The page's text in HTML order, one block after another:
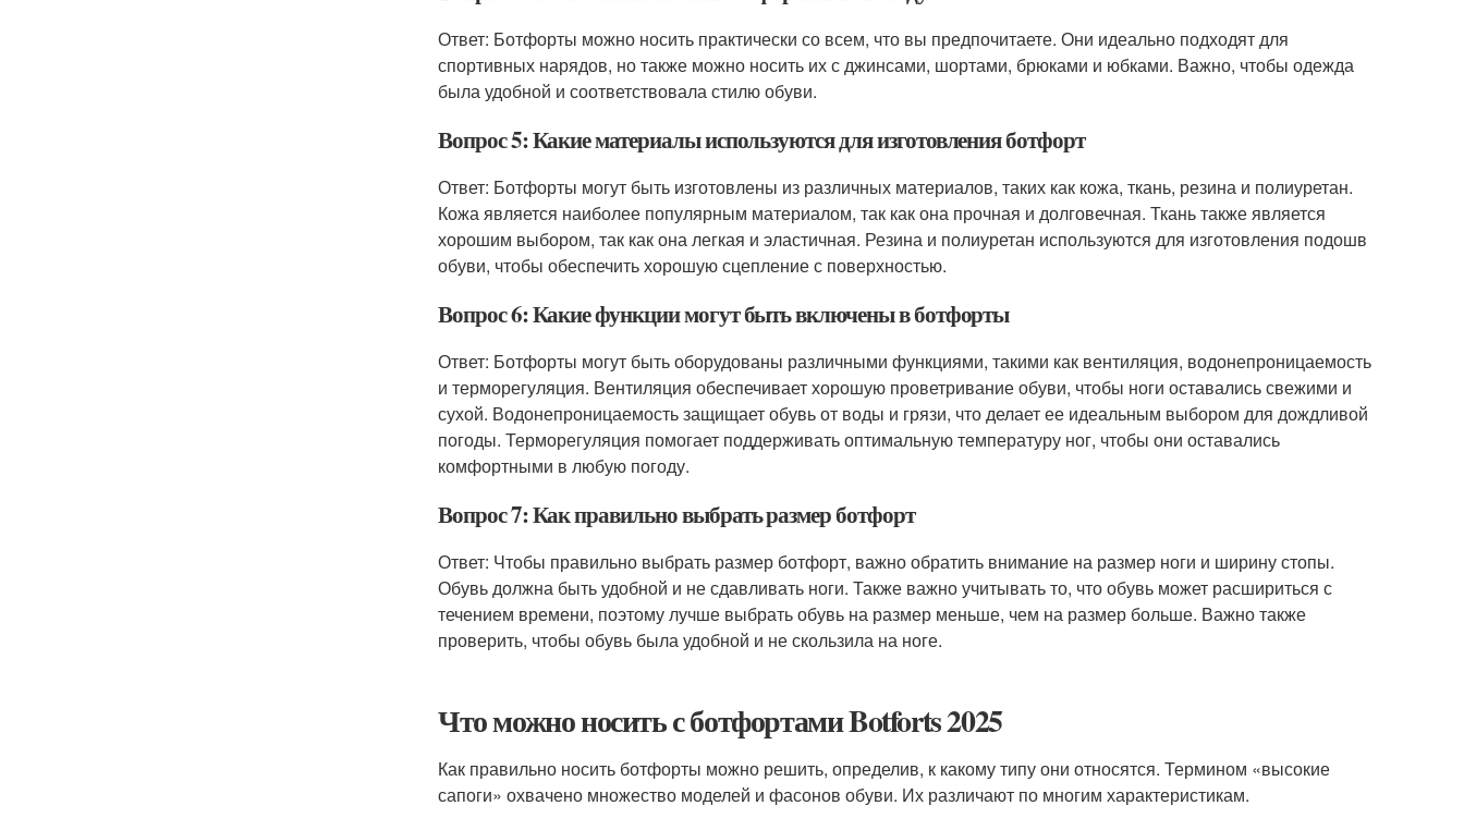
Ответ: Ботфорты можно носить практически со всем, что вы предпочитаете. Они идеально подходят для
спортивных нарядов, но также можно носить их с джинсами, шортами, брюками и юбками. Важно, чтобы одежда
была удобной и соответствовала стилю обуви.
Вопрос 5: Какие материалы используются для изготовления ботфорт
Ответ: Ботфорты могут быть изготовлены из различных материалов, таких как кожа, ткань, резина и полиуретан.
Кожа является наиболее популярным материалом, так как она прочная и долговечная. Ткань также является
хорошим выбором, так как она легкая и эластичная. Резина и полиуретан используются для изготовления подошв
обуви, чтобы обеспечить хорошую сцепление с поверхностью.
Вопрос 6: Какие функции могут быть включены в ботфорты
Ответ: Ботфорты могут быть оборудованы различными функциями, такими как вентиляция, водонепроницаемость
и терморегуляция. Вентиляция обеспечивает хорошую проветривание обуви, чтобы ноги оставались свежими и
сухой. Водонепроницаемость защищает обувь от воды и грязи, что делает ее идеальным выбором для дождливой
погоды. Терморегуляция помогает поддерживать оптимальную температуру ног, чтобы они оставались
комфортными в любую погоду.
Вопрос 7: Как правильно выбрать размер ботфорт
Ответ: Чтобы правильно выбрать размер ботфорт, важно обратить внимание на размер ноги и ширину стопы.
Обувь должна быть удобной и не сдавливать ноги. Также важно учитывать то, что обувь может расшириться с
течением времени, поэтому лучше выбрать обувь на размер меньше, чем на размер больше. Важно также
проверить, чтобы обувь была удобной и не скользила на ноге.
Что можно носить с ботфортами Botforts 2025
Как правильно носить ботфорты можно решить, определив, к какому типу они относятся. Термином «высокие
сапоги» охвачено множество моделей и фасонов обуви. Их различают по многим характеристикам.